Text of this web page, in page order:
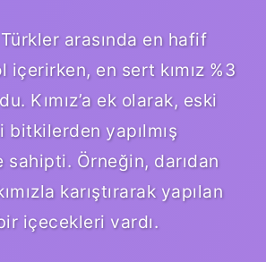
arasında en hafif
içerirken, en sert kımız %3
Kımız’a ek olarak, eski
bitkilerden yapılmış
sahipti. Örneğin, darıdan
karıştırarak yapılan
içecekleri vardı.